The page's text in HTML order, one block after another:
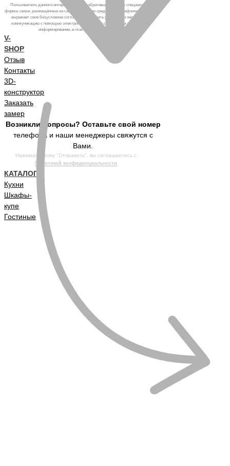
Пользователь данного интернет-ресурса, обратившийся через специальные
формы связи, размещённые на сайте, а также по средствам телефонного звонка,
выражает свое безусловное согласие продолжить устную или письменную
коммуникацию с помощью электронных средств связи, в том числе: sms-
информирование, e-mail-рассылка и т.п. и т.д.
V-
SHOP
Отзыв
Контакты
3D-
конструктор
Заказать
замер
Возникли вопросы? Оставьте свой номер
телефона и наши менеджеры свяжутся с
Вами.
Нажимая кнопку "Отправить", вы соглашаетесь с
Политикой конфиденциальности
КАТАЛОГ
Кухни
Шкафы-
купе
Гостиные